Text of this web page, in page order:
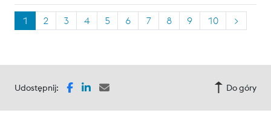
1 2 3 4 5 6 7 8 9 10 >
Udostępnij: Do góry